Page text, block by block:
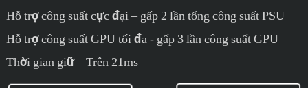
Hỗ trợ công suất cực đại – gấp 2 lần tổng công suất PSU
Hỗ trợ công suất GPU tối đa - gấp 3 lần công suất GPU
Thời gian giữ – Trên 21ms